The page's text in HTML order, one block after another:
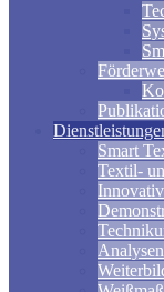
Smart
Textil-